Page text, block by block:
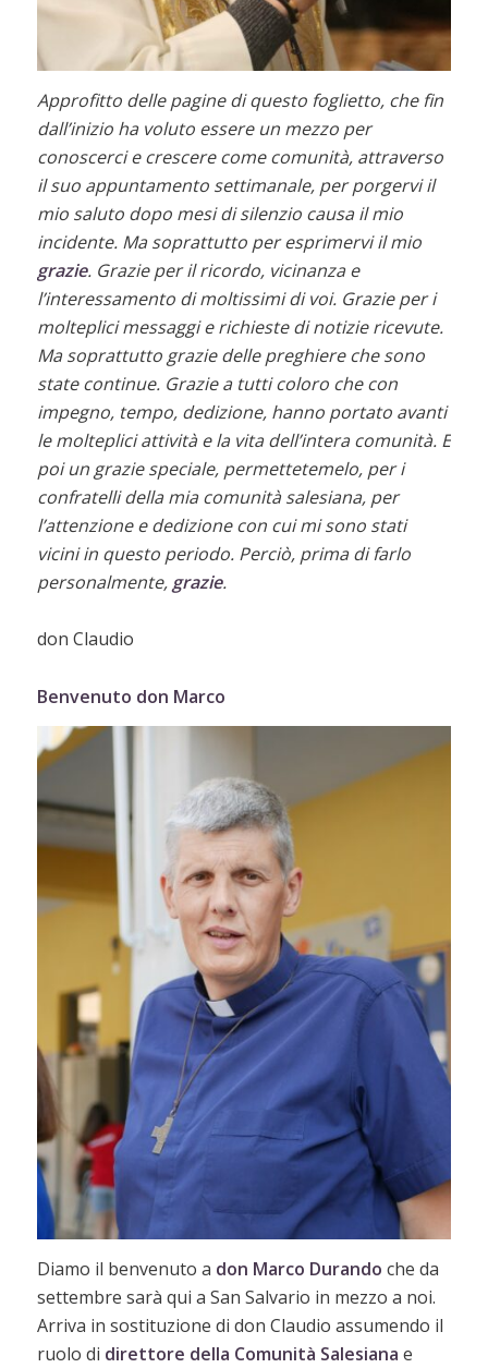
Approfitto delle pagine di questo foglietto, che fin
dall’inizio ha voluto essere un mezzo per
conoscerci e crescere come comunità, attraverso
il suo appuntamento settimanale, per porgervi il
mio saluto dopo mesi di silenzio causa il mio
incidente. Ma soprattutto per esprimervi il mio
grazie. Grazie per il ricordo, vicinanza e
l’interessamento di moltissimi di voi. Grazie per i
molteplici messaggi e richieste di notizie ricevute.
Ma soprattutto grazie delle preghiere che sono
state continue. Grazie a tutti coloro che con
impegno, tempo, dedizione, hanno portato avanti
le molteplici attività e la vita dell’intera comunità. E
poi un grazie speciale, permettetemelo, per i
confratelli della mia comunità salesiana, per
l’attenzione e dedizione con cui mi sono stati
vicini in questo periodo. Perciò, prima di farlo
personalmente, grazie.
don Claudio
Benvenuto don Marco
Diamo il benvenuto a don Marco Durando che da
settembre sarà qui a San Salvario in mezzo a noi.
Arriva in sostituzione di don Claudio assumendo il
ruolo di direttore della Comunità Salesiana e